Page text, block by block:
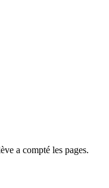
a compté les pages.